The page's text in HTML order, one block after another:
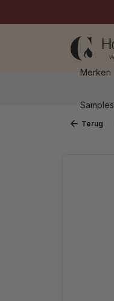
Merken
Samples
Terug